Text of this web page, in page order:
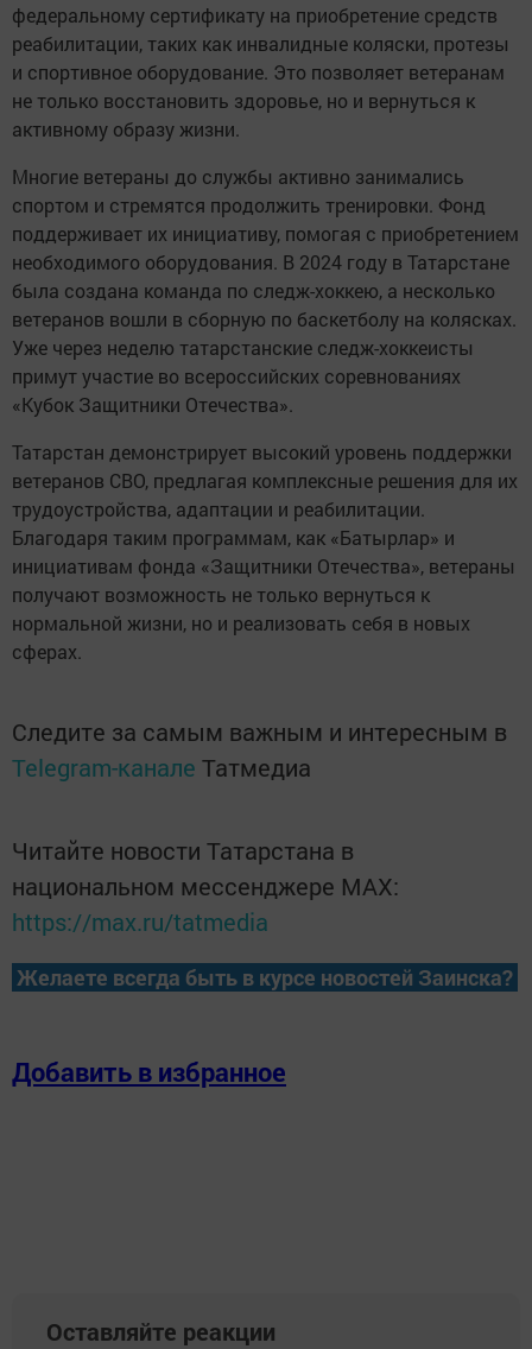
федеральному сертификату на приобретение средств
реабилитации, таких как инвалидные коляски, протезы
и спортивное оборудование. Это позволяет ветеранам
не только восстановить здоровье, но и вернуться к
активному образу жизни.
Многие ветераны до службы активно занимались
спортом и стремятся продолжить тренировки. Фонд
поддерживает их инициативу, помогая с приобретением
необходимого оборудования. В 2024 году в Татарстане
была создана команда по следж-хоккею, а несколько
ветеранов вошли в сборную по баскетболу на колясках.
Уже через неделю татарстанские следж-хоккеисты
примут участие во всероссийских соревнованиях
«Кубок Защитники Отечества».
Татарстан демонстрирует высокий уровень поддержки
ветеранов СВО, предлагая комплексные решения для их
трудоустройства, адаптации и реабилитации.
Благодаря таким программам, как «Батырлар» и
инициативам фонда «Защитники Отечества», ветераны
получают возможность не только вернуться к
нормальной жизни, но и реализовать себя в новых
сферах.
Следите за самым важным и интересным в
Telegram-канале Татмедиа
Читайте новости Татарстана в
национальном мессенджере MАХ:
https://max.ru/tatmedia
Желаете всегда быть в курсе новостей Заинска?
Добавить в избранное
Оставляйте реакции